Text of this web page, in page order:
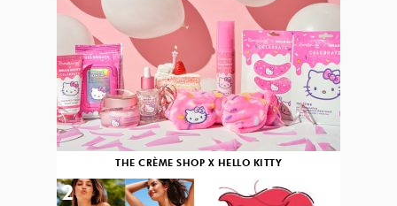
THE CRÈME SHOP X HELLO KITTY
2 3